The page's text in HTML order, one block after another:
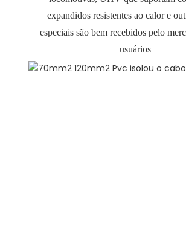
expandidos resistentes ao calor e
especiais são bem recebidos pelo